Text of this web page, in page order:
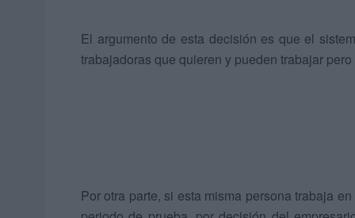
El argumento de esta decisión es que el
trabajadoras que quieren y pueden trabajar pero
Por otra parte, si esta misma persona trabaja